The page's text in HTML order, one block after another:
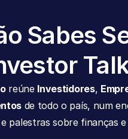
Sabes
reúne Investidores,
de todo o país, num
palestras sobre finanças